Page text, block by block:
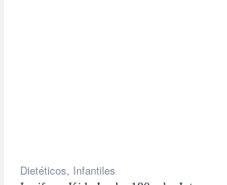
Dietéticos, Infantiles